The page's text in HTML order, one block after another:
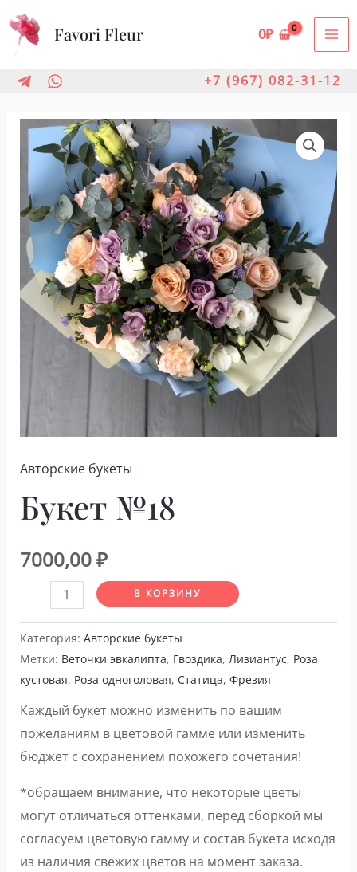
Перейти
содержимому
Favori Fleur 0₽
+7 (967) 082-31-12
Авторские букеты
Букет №18
7000,00₽
Количество
товара
Букет
№18
В КОРЗИНУ
Категория: Авторские букеты
Метки: Веточки эвкалипта, Гвоздика, Лизиантус, Роза
кустовая, Роза одноголовая, Статица, Фрезия
Каждый букет можно изменить по вашим
пожеланиям в цветовой гамме или изменить
бюджет с сохранением похожего сочетания!
*обращаем внимание, что некоторые цветы
могут отличаться оттенками, перед сборкой мы
согласуем цветовую гамму и состав букета исходя
из наличия свежих цветов на момент заказа.